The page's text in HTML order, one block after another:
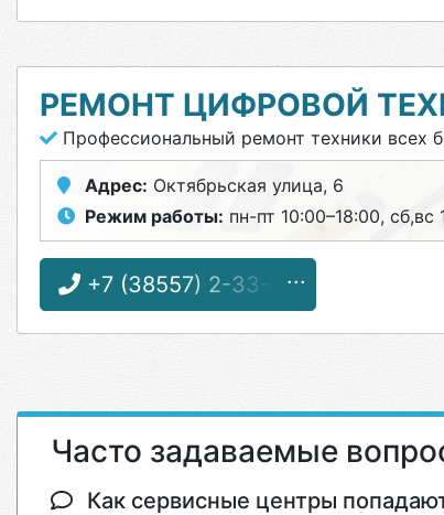
РЕМОНТ ЦИФРОВОЙ
Профессиональный ремонт техники всех
Адрес: Октябрьская улица, 6
Режим работы: пн-пт 10:00–18:00, сб,вс
+7 (38557) 2-33-08
Часто задаваемые
Как сервисные центры